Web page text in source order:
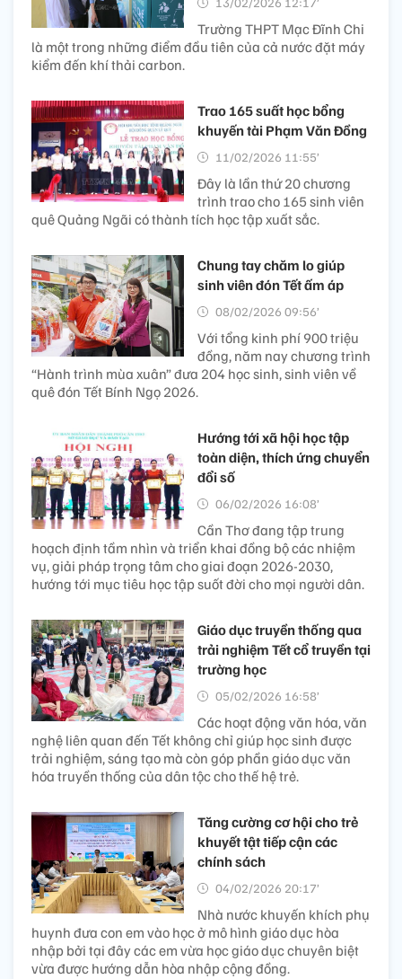
Trường THPT Mạc Đĩnh Chi
là một trong những điểm đầu tiên của cả nước đặt máy
kiểm đến khí thải carbon.
Trao 165 suất học bổng
khuyến tài Phạm Văn Đồng
11/02/2026 11:55’
Đây là lần thứ 20 chương
trình trao cho 165 sinh viên
quê Quảng Ngãi có thành tích học tập xuất sắc.
Chung tay chăm lo giúp
sinh viên đón Tết ấm áp
08/02/2026 09:56’
Với tổng kinh phí 900 triệu
đồng, năm nay chương trình
“Hành trình mùa xuân” đưa 204 học sinh, sinh viên về
quê đón Tết Bính Ngọ 2026.
Hướng tới xã hội học tập
toàn diện, thích ứng chuyển
đổi số
06/02/2026 16:08’
Cần Thơ đang tập trung
hoạch định tầm nhìn và triển khai đồng bộ các nhiệm
vụ, giải pháp trọng tâm cho giai đoạn 2026-2030,
hướng tới mục tiêu học tập suốt đời cho mọi người dân.
Giáo dục truyền thống qua
trải nghiệm Tết cổ truyền tại
trường học
05/02/2026 16:58’
Các hoạt động văn hóa, văn
nghệ liên quan đến Tết không chỉ giúp học sinh được
trải nghiệm, sáng tạo mà còn góp phần giáo dục văn
hóa truyền thống của dân tộc cho thế hệ trẻ.
Tăng cường cơ hội cho trẻ
khuyết tật tiếp cận các
chính sách
04/02/2026 20:17’
Nhà nước khuyến khích phụ
huynh đưa con em vào học ở mô hình giáo dục hòa
nhập bởi tại đây các em vừa học giáo dục chuyên biệt
vừa được hướng dẫn hòa nhập cộng đồng.